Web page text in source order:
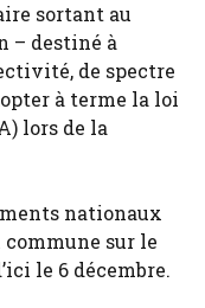
sortant au
– destiné à
de spectre
à terme la loi
lors de la
nationaux
sur le
le 6 décembre.